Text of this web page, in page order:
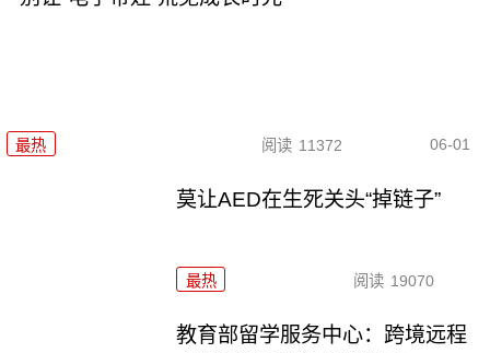
最热 阅读 11372 06-01
莫让AED在生死关头“掉链子”
最热 阅读 19070
教育部留学服务中心：跨境远程